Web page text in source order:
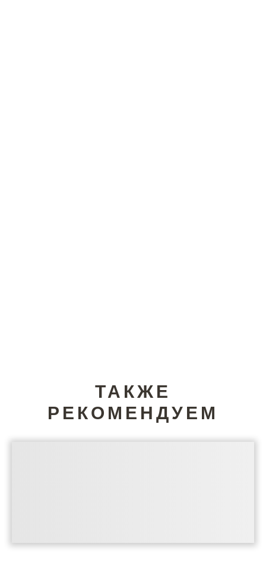
ТАКЖЕ
РЕКОМЕНДУЕМ